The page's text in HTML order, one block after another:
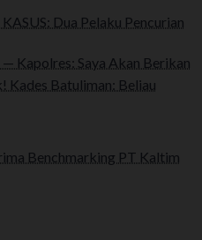
Dua Pelaku Pencurian
Kapolres: Saya Akan Berikan
Kades Batuliman: Beliau
Benchmarking PT Kaltim